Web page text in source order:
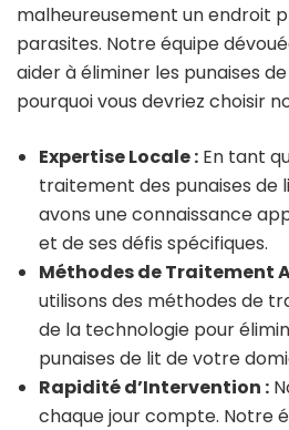
malheureusement un endroit
parasites. Notre équipe
aider à éliminer les punaises
pourquoi vous devriez choisir
Expertise Locale : En tant
traitement des punaises de
avons une connaissance
et de ses défis spécifiques.
Méthodes de Traitement
utilisons des méthodes de
de la technologie pour
punaises de lit de votre
Rapidité d’Intervention :
chaque jour compte. Notre